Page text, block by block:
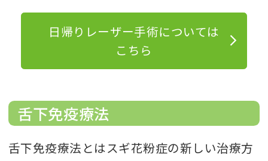
日帰りレーザー手術については
こちら
舌下免疫療法
舌下免疫療法とはスギ花粉症の新しい治療方